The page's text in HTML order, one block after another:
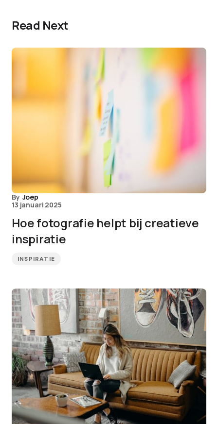
Read Next
By Joep
13 januari 2025
Hoe fotografie helpt bij creatieve
inspiratie
INSPIRATIE